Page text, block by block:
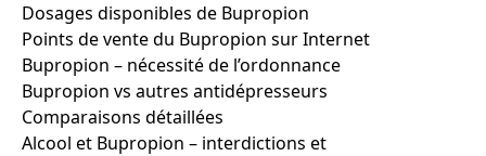
Dosages disponibles de Bupropion
Points de vente du Bupropion sur Internet
Bupropion – nécessité de l’ordonnance
Bupropion vs autres antidépresseurs
Comparaisons détaillées
Alcool et Bupropion – interdictions et